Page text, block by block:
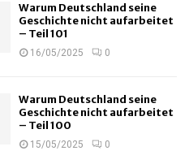
Warum Deutschland seine
Geschichte nicht aufarbeitet
– Teil 101
16/05/2025 0
Warum Deutschland seine
Geschichte nicht aufarbeitet
– Teil 100
15/05/2025 0